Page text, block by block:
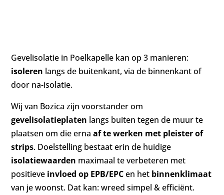
Gevelisolatie in Poelkapelle kan op 3 manieren:
isoleren langs de buitenkant, via de binnenkant of
door na-isolatie.
Wij van Bozica zijn voorstander om
gevelisolatieplaten langs buiten tegen de muur te
plaatsen om die ernaaf te werken met pleister of
strips. Doelstelling bestaat erin de huidige
isolatiewaarden maximaal te verbeteren met
positieve invloed op EPB/EPCen het binnenklimaat
van je woonst. Dat kan: wreed simpel & efficiënt.